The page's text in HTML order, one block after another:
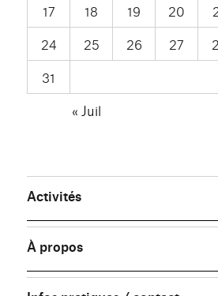
17
18 19 20
24
25 26 27
31
« Juil
Activités
À propos